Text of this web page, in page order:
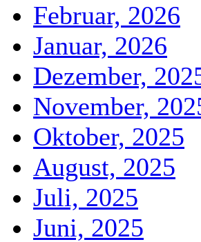
Februar, 2026
Januar, 2026
Dezember,
November,
Oktober, 2025
August, 2025
Juli, 2025
Juni, 2025